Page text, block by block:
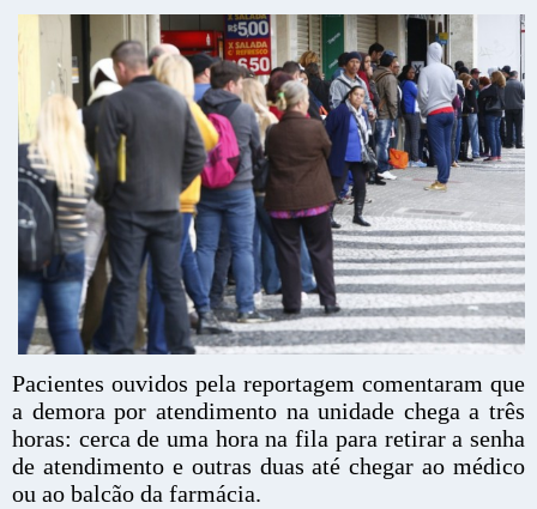
Pacientes ouvidos pela reportagem comentaram que
a demora por atendimento na unidade chega a três
horas: cerca de uma hora na fila para retirar a senha
de atendimento e outras duas até chegar ao médico
ou ao balcão da farmácia.